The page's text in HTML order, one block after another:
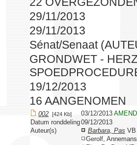
29/11/2013
29/11/2013
Sénat/Senaat
GRONDWET -
19/12/2013
16 AANGENOMEN
002 [424 Kb] 03/12/2013
Datum ronddeling09/12/2013
Auteur(s)
Barbara, Pas
Gerolf,